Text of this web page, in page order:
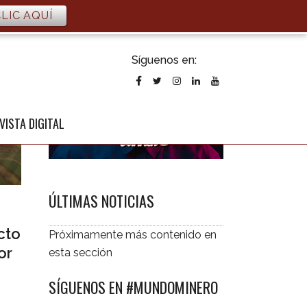
Síguenos en:
DIGITAL
ÚLTIMAS NOTICIAS
Próximamente más contenido en
esta sección
SÍGUENOS EN #MUNDOMINERO
AQUÍ